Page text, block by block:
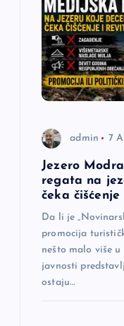
admin 7
Jezero
regata na
čeka
Da li je
promocija
nešto malo više
javnosti
ostaju…